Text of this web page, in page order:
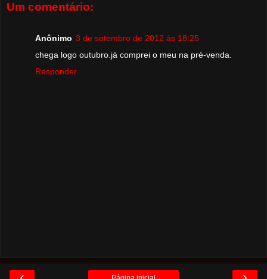
Um comentário:
Anônimo 3 de setembro de 2012 às 18:25
chega logo outubro.já comprei o meu na pré-venda.
Responder